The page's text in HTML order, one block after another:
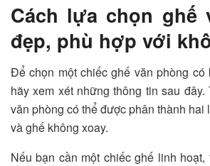
Cách lựa chọn ghế
đẹp, phù hợp với
Để chọn một chiếc ghế văn phòng có
hãy xem xét những thông tin sau
văn phòng có thể được phân thành hai
và ghế không xoay.
Nếu bạn cần một chiếc ghế linh